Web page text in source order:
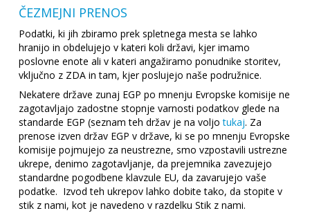
ČEZMEJNI PRENOS
Podatki, ki jih zbiramo prek spletnega mesta se lahko
hranijo in obdelujejo v kateri koli državi, kjer imamo
poslovne enote ali v kateri angažiramo ponudnike storitev,
vključno z ZDA in tam, kjer poslujejo naše podružnice.
Nekatere države zunaj EGP po mnenju Evropske komisije ne
zagotavljajo zadostne stopnje varnosti podatkov glede na
standarde EGP (seznam teh držav je na voljotukaj. Za
prenose izven držav EGP v države, ki se po mnenju Evropske
komisije pojmujejo za neustrezne, smo vzpostavili ustrezne
ukrepe, denimo zagotavljanje, da prejemnika zavezujejo
standardne pogodbene klavzule EU, da zavarujejo vaše
podatke. Izvod teh ukrepov lahko dobite tako, da stopite v
stik z nami, kot je navedeno v razdelku Stik z nami.